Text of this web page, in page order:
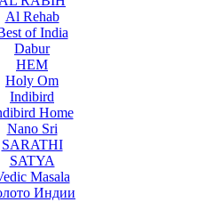
Al Rehab
of India
Dabur
HEM
Holy Om
Indibird
Home
Nano Sri
SARATHI
SATYA
Masala
Индии